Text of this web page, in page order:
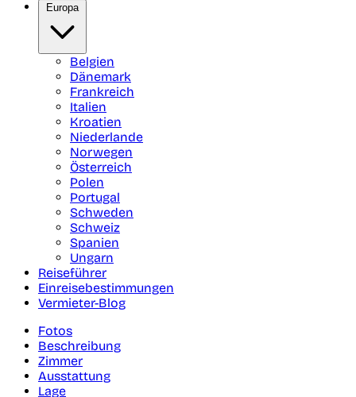
Europa
Belgien
Dänemark
Frankreich
Italien
Kroatien
Niederlande
Norwegen
Österreich
Polen
Portugal
Schweden
Schweiz
Spanien
Ungarn
Reiseführer
Einreisebestimmungen
Vermieter-Blog
Fotos
Beschreibung
Zimmer
Ausstattung
Lage